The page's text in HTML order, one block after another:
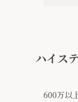
ハイス
600万以